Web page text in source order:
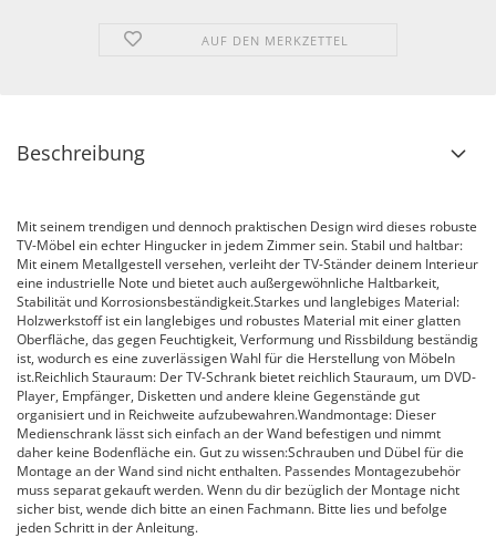
AUF DEN MERKZETTEL
Beschreibung
Mit seinem trendigen und dennoch praktischen Design wird dieses robuste
TV-Möbel ein echter Hingucker in jedem Zimmer sein. Stabil und haltbar:
Mit einem Metallgestell versehen, verleiht der TV-Ständer deinem Interieur
eine industrielle Note und bietet auch außergewöhnliche Haltbarkeit,
Stabilität und Korrosionsbeständigkeit.Starkes und langlebiges Material:
Holzwerkstoff ist ein langlebiges und robustes Material mit einer glatten
Oberfläche, das gegen Feuchtigkeit, Verformung und Rissbildung beständig
ist, wodurch es eine zuverlässigen Wahl für die Herstellung von Möbeln
ist.Reichlich Stauraum: Der TV-Schrank bietet reichlich Stauraum, um DVD-
Player, Empfänger, Disketten und andere kleine Gegenstände gut
organisiert und in Reichweite aufzubewahren.Wandmontage: Dieser
Medienschrank lässt sich einfach an der Wand befestigen und nimmt
daher keine Bodenfläche ein. Gut zu wissen:Schrauben und Dübel für die
Montage an der Wand sind nicht enthalten. Passendes Montagezubehör
muss separat gekauft werden. Wenn du dir bezüglich der Montage nicht
sicher bist, wende dich bitte an einen Fachmann. Bitte lies und befolge
jeden Schritt in der Anleitung.